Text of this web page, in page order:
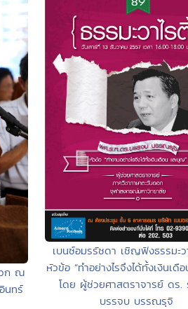
วก ณ
นทร์
เบนซ์อมรรัชดา เชิญฟังธรรมะว
หัวข้อ “ทำอย่างไรจึงได้ทั้งเงินเดื
โดย ผู้ช่วยศาสตราจารย์ ดร.
บรรจบ บรรณรุจิ